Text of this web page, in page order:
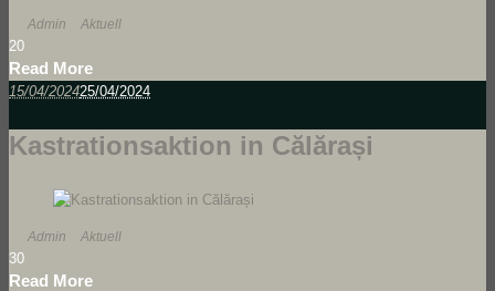
Admin Aktuell
20
Read More
15/04/202425/04/2024
Kastrationsaktion in Călărași
Admin Aktuell
30
Read More